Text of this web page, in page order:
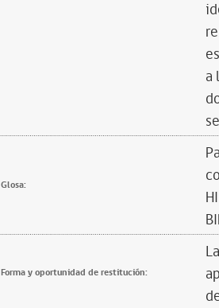
a
Glosa:
Forma y oportunidad de restitución: